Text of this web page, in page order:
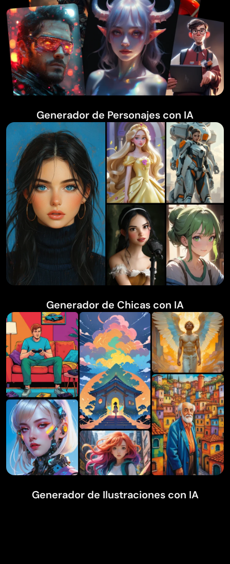
Generador de Personajes con IA
Generador de Chicas con IA
Generador de Ilustraciones con IA